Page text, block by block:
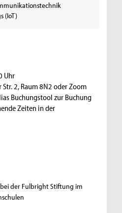
(IoT)
Uhr
2, Raum 8N2 oder Zoom
Buchungstool zur Buchung
Zeiten in der
der Fulbright Stiftung im